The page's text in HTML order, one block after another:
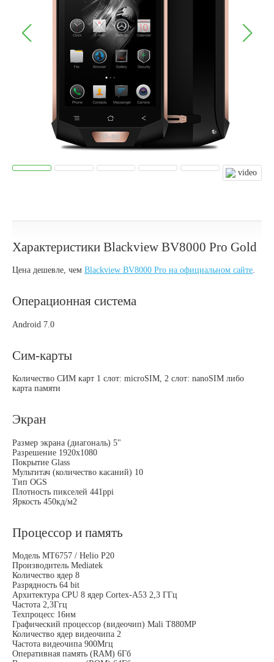
Характеристики Blackview BV8000 Pro Gold
Цена дешевле, чем Blackview BV8000 Pro на официальном сайте.
Операционная система
Android 7.0
Сим-карты
Количество СИМ карт 1 слот: microSIM, 2 слот: nanoSIM либо
карта памяти
Экран
Размер экрана (диагональ) 5"
Разрешение 1920x1080
Покрытие Glass
Мультитач (количество касаний) 10
Тип OGS
Плотность пикселей 441ppi
Яркость 450кд/м2
Процессор и память
Модель MT6757 / Helio P20
Производитель Mediatek
Количество ядер 8
Разрядность 64 bit
Архитектура CPU 8 ядер Cortex-A53 2,3 ГГц
Частота 2,3Ггц
Техпроцесс 16нм
Графический процессор (видеочип) Mali T880MP
Количество ядер видеочипа 2
Частота видеочипа 900Мгц
Оперативная память (RAM) 6Гб